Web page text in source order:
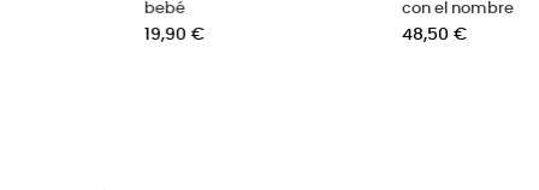
con el nombre
nombre del bebé